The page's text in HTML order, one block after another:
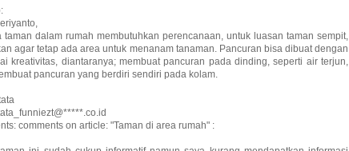
taman dalam rumah membutuhkan perencanaan, untuk luasan taman sempit,
agar tetap ada area untuk menanam tanaman. Pancuran bisa dibuat dengan
kreativitas, diantaranya; membuat pancuran pada dinding, seperti air terjun,
pancuran yang berdiri sendiri pada kolam.
comments on article: "Taman di area rumah" :